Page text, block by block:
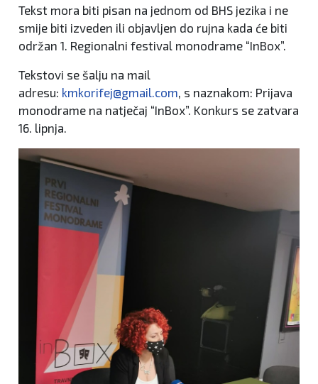
Tekst mora biti pisan na jednom od BHS jezika i ne
smije biti izveden ili objavljen do rujna kada će biti
održan 1. Regionalni festival monodrame “InBox”.
Tekstovi se šalju na mail
adresu: kmkorifej@gmail.com, s naznakom: Prijava
monodrame na natječaj “InBox”. Konkurs se zatvara
16. lipnja.